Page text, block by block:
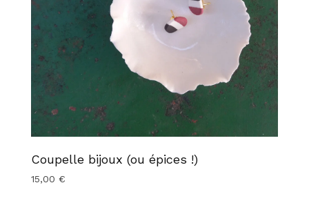
Coupelle bijoux (ou épices !)
15,00 €